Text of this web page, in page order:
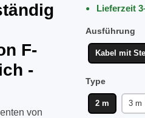
F-
-
von
Lieferzeit
Ausführung
Kabel mit
Type
2 m 3 m